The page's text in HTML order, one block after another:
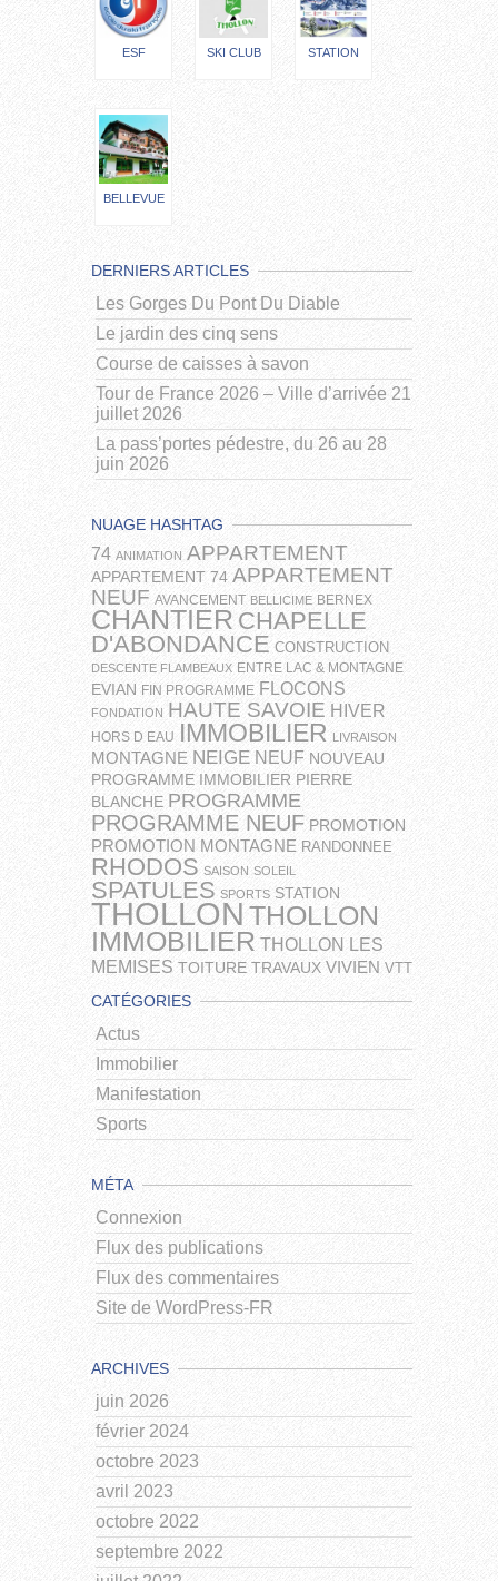
ESF SKI CLUB STATION
BELLEVUE
DERNIERS ARTICLES
Les Gorges Du Pont Du Diable
Le jardin des cinq sens
Course de caisses à savon
Tour de France 2026 – Ville d’arrivée 21
juillet 2026
La pass’portes pédestre, du 26 au 28
juin 2026
NUAGE HASHTAG
74 ANIMATION APPARTEMENT
APPARTEMENT 74 APPARTEMENT
NEUF AVANCEMENT BELLICIME BERNEX
CHANTIER CHAPELLE
D'ABONDANCE CONSTRUCTION
DESCENTE FLAMBEAUX ENTRE LAC & MONTAGNE
EVIAN FIN PROGRAMME FLOCONS
FONDATION HAUTE SAVOIE HIVER
HORS D EAU IMMOBILIER LIVRAISON
MONTAGNE NEIGE NEUF NOUVEAU
PROGRAMME IMMOBILIER PIERRE
BLANCHE PROGRAMME
PROGRAMME NEUF PROMOTION
PROMOTION MONTAGNE RANDONNEE
RHODOS SAISON SOLEIL
SPATULES SPORTS STATION
THOLLON THOLLON
IMMOBILIER THOLLON LES
MEMISES TOITURE TRAVAUX VIVIEN VTT
CATÉGORIES
Actus
Immobilier
Manifestation
Sports
MÉTA
Connexion
Flux des publications
Flux des commentaires
Site de WordPress-FR
ARCHIVES
juin 2026
février 2024
octobre 2023
avril 2023
octobre 2022
septembre 2022